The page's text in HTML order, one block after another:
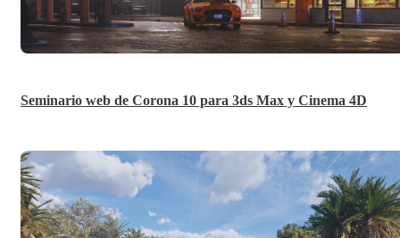
Seminario web de Corona 10 para 3ds Max y Cinema 4D